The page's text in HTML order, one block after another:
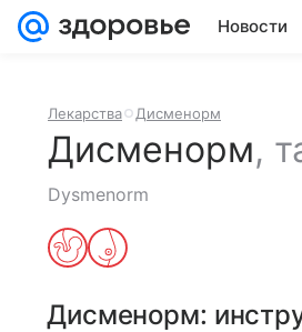
Новости
Лекарства Дисменорм
Дисменорм,
Dysmenorm
Дисменорм: